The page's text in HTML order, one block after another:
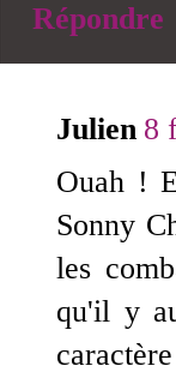
Répondre
Julien 8
Ouah !
Sonny
les
qu'il y